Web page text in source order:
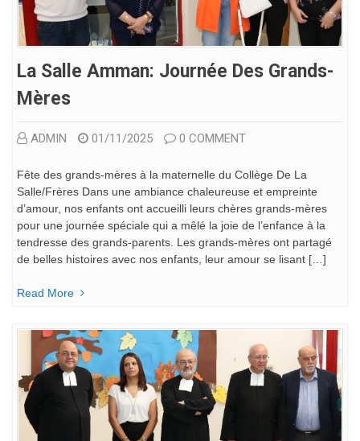
La Salle Amman: Journée Des Grands-
Mères
ADMIN 01/11/2025 0 COMMENT
Fête des grands-mères à la maternelle du Collège De La
Salle/Frères Dans une ambiance chaleureuse et empreinte
d’amour, nos enfants ont accueilli leurs chères grands-mères
pour une journée spéciale qui a mêlé la joie de l’enfance à la
tendresse des grands-parents. Les grands-mères ont partagé
de belles histoires avec nos enfants, leur amour se lisant […]
Read More